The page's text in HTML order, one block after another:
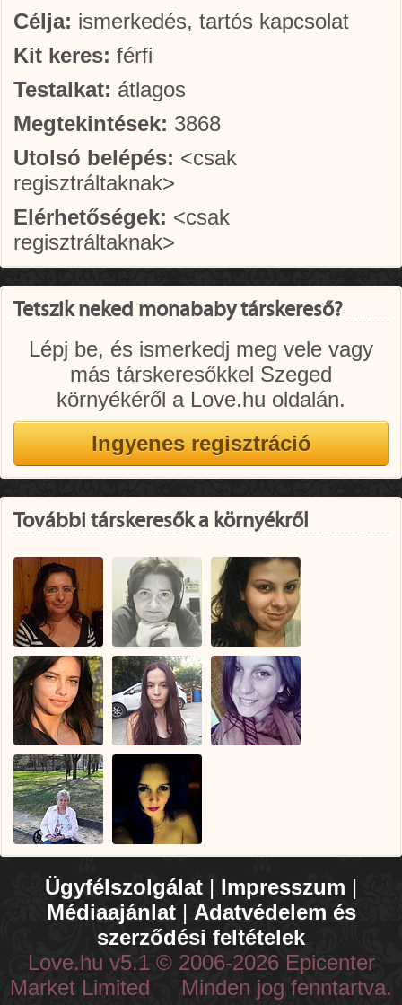
Célja: ismerkedés, tartós kapcsolat
Kit keres: férfi
Testalkat: átlagos
Megtekintések: 3868
Utolsó belépés: <csak
regisztráltaknak>
Elérhetőségek: <csak
regisztráltaknak>
Tetszik neked monababy társkereső?
Lépj be, és ismerkedj meg vele vagy
más társkeresőkkel Szeged
környékéről a Love.hu oldalán.
További társkeresők a környékről
Ügyfélszolgálat | Impresszum |
Médiaajánlat| Adatvédelem és
szerződési feltételek
Love.hu v5.1 © 2006-2026 Epicenter
Market Limited Minden jog fenntartva.